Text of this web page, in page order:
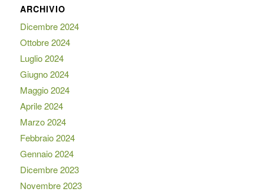
ARCHIVIO
Dicembre 2024
Ottobre 2024
Luglio 2024
Giugno 2024
Maggio 2024
Aprile 2024
Marzo 2024
Febbraio 2024
Gennaio 2024
Dicembre 2023
Novembre 2023